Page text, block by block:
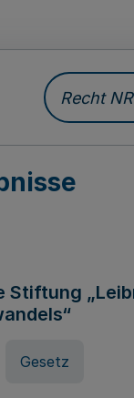
Recht
Stiftung
Gesetz